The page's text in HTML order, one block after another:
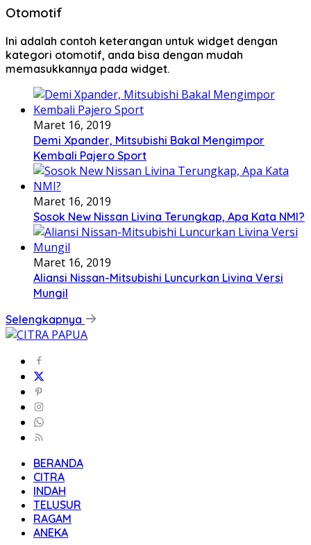
Otomotif
Ini adalah contoh keterangan untuk widget dengan
kategori otomotif, anda bisa dengan mudah
memasukkannya pada widget.
Maret 16, 2019
Demi Xpander, Mitsubishi Bakal Mengimpor
Kembali Pajero Sport
Maret 16, 2019
Sosok New Nissan Livina Terungkap, Apa Kata NMI?
Maret 16, 2019
Aliansi Nissan-Mitsubishi Luncurkan Livina Versi
Mungil
Selengkapnya
BERANDA
CITRA
INDAH
TELUSUR
RAGAM
ANEKA